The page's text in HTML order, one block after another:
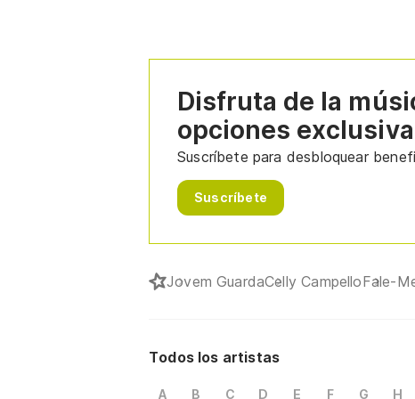
Disfruta de la
opciones
Suscríbete para desbloquear
Suscríbete
Jovem GuardaCelly CampelloFale-
Todos los artistas
A B C D E F G H